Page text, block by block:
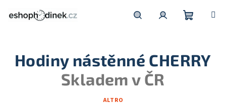
košík
Hodiny nástěnné CHERRY
Skladem v ČR
ALTRO